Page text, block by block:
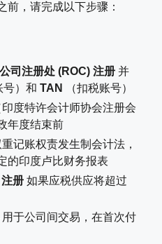
前，请完成以下步骤：
司注册处 (ROC) 注册 并
号）和 TAN
（扣税账号）
印度特许会计师协会注册会
年度结束前
记账权责发生制会计法，
的印度卢比财务报表
册 如果应税供应将超过
用于公司间交易，在首次付